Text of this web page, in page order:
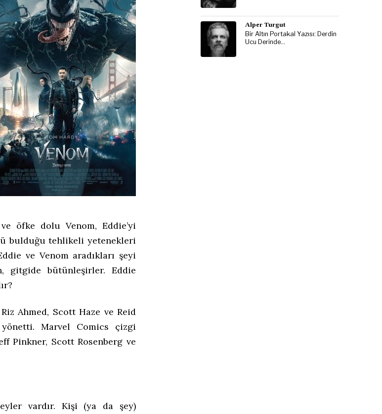
öfke dolu Venom, Eddie’yi
bulduğu tehlikeli yetenekleri
ve Venom aradıkları şeyi
gitgide bütünleşirler. Eddie
Ahmed, Scott Haze ve Reid
yönetti. Marvel Comics çizgi
Pinkner, Scott Rosenberg ve
vardır. Kişi (ya da şey)
Alper Turgut
Bir Altın Portakal Yazısı: Derdin
Ucu Derinde…